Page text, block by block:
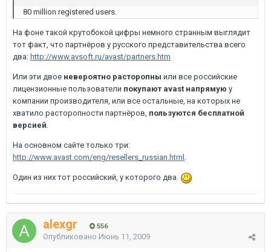
80 million registered users.
На фоне такой крутобокой цифры немного странным выглядит
тот факт, что партнёров у русского представительства всего
два: http://www.avsoft.ru/avast/partners.htm
Или эти двое невероятно расторопны или все российские
лицензионные пользователи покупают avast напрямую у
компании производителя, или все остальные, на которых не
хватило расторопности партнёров, пользуются бесплатной
версией.
На основном сайте только три:
http://www.avast.com/eng/resellers_russian.html .
Один из них тот российский, у которого два.
alexgr 556
Опубликовано Июнь 11, 2009